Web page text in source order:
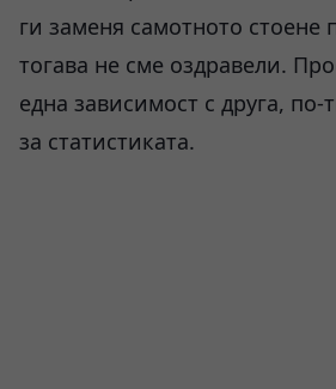
ги заменя самотното стоене
тогава не сме оздравели.
една зависимост с друга,
за статистиката.